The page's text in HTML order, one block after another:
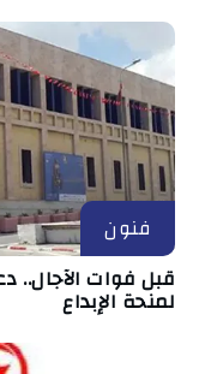
فنون
قبل فوات الآجال..
لمنحة الإبداع